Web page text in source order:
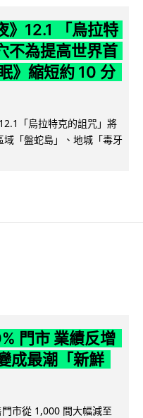
》12.1 「烏拉特
不為提高世界首
》縮短約 10 分
「烏拉特克的詛咒」將
「盤蛇島」、地城「毒牙
門市 業績反增
成最潮「新鮮
市從 1,000 間大幅減至